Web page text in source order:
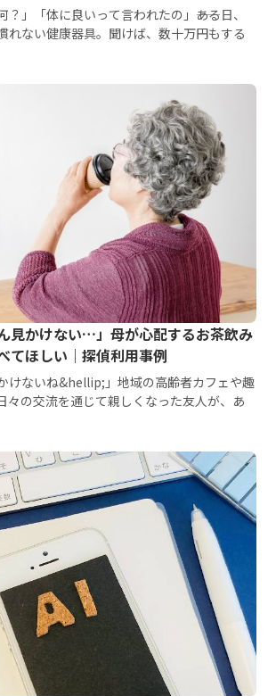
？」「体に良いって言われたの」――ある日、
れない健康器具。聞けば、数十万円もする
見かけない…」母が心配するお茶飲み
てほしい｜探偵利用事例
けないね&hellip;」地域の高齢者カフェや趣
々の交流を通じて親しくなった友人が、あ